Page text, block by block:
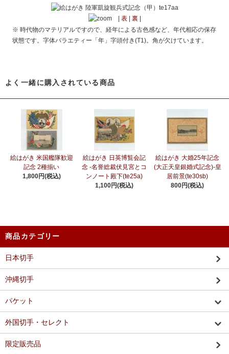
| 表| 裏|
※ 時代物のマテリアルですので、経年による古色感など、年代相応の保存
状態です。字体バラエティー「年」字頭付き(T1)。角が欠けています。
よく一緒に購入されている商品
絵はがき 米国艦隊歓迎
記念 2種揃い
1,800円(税込)
絵はがき 日英博覧会記
念 -名誉総裁伏見宮とコ
ンノート殿下(te25a)
1,100円(税込)
絵はがき 大婚25年記念
(大正天皇銀婚式記念)-皇
居前景(te30sb)
800円(税込)
商品カテゴリー
日本切手
沖縄切手
パケット
外国切手・セレクト
限定販売品